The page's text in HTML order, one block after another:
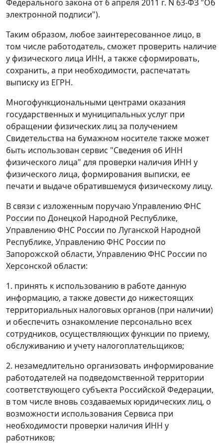
Федерального закона от 6 апреля 2011 г. N 63-ФЗ "Об
электронной подписи").
Таким образом, любое заинтересованное лицо, в
том числе работодатель, сможет проверить наличие
у физического лица ИНН, а также сформировать,
сохранить, а при необходимости, распечатать
выписку из ЕГРН.
Многофункциональными центрами оказания
государственных и муниципальных услуг при
обращении физических лиц за получением
Свидетельства на бумажном носителе также может
быть использован сервис "Сведения об ИНН
физического лица" для проверки наличия ИНН у
физического лица, формирования выписки, ее
печати и выдаче обратившемуся физическому лицу.
В связи с изложенным поручаю Управлению ФНС
России по Донецкой Народной Республике,
Управлению ФНС России по Луганской Народной
Республике, Управлению ФНС России по
Запорожской области, Управлению ФНС России по
Херсонской области:
1. принять к использованию в работе данную
информацию, а также довести до нижестоящих
территориальных налоговых органов (при наличии)
и обеспечить ознакомление персонально всех
сотрудников, осуществляющих функции по приему,
обслуживанию и учету налогоплательщиков;
2. незамедлительно организовать информирование
работодателей на подведомственной территории
соответствующего субъекта Российской Федерации,
в том числе вновь создаваемых юридических лиц, о
возможности использования Сервиса при
необходимости проверки наличия ИНН у
работников;